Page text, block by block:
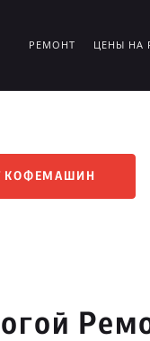
РЕМОНТ ЦЕНЫ НА
КОФЕМАШИН